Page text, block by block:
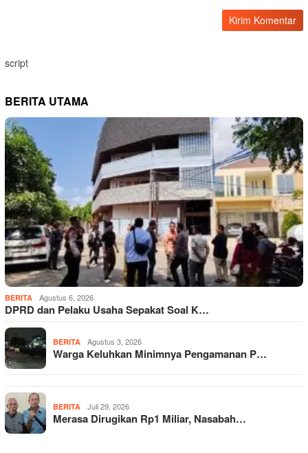
script
BERITA UTAMA
BERITA Agustus 6, 2026
DPRD dan Pelaku Usaha Sepakat Soal K…
BERITA Agustus 3, 2026
Warga Keluhkan Minimnya Pengamanan P…
BERITA Juli 29, 2026
Merasa Dirugikan Rp1 Miliar, Nasabah…